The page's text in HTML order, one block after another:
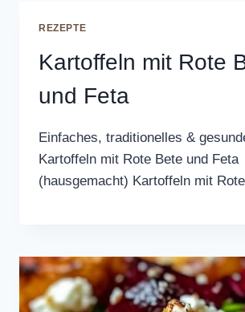
REZEPTE
Kartoffeln mit Rote
und Feta
Einfaches, traditionelles &
Kartoffeln mit Rote Bete und Feta
(hausgemacht) Kartoffeln mit